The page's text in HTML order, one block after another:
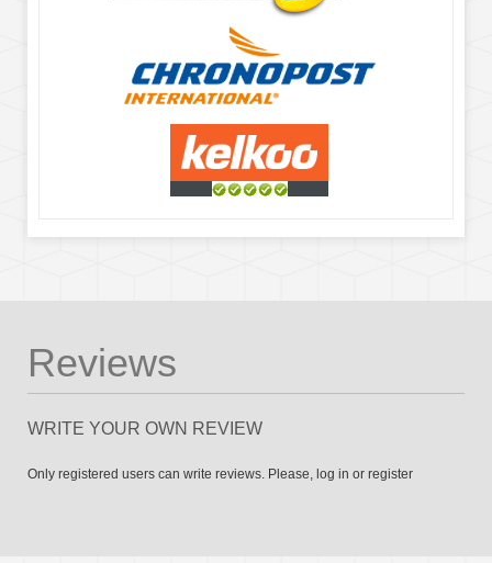
Reviews
WRITE YOUR OWN REVIEW
Only registered users can write reviews. Please, log in or register